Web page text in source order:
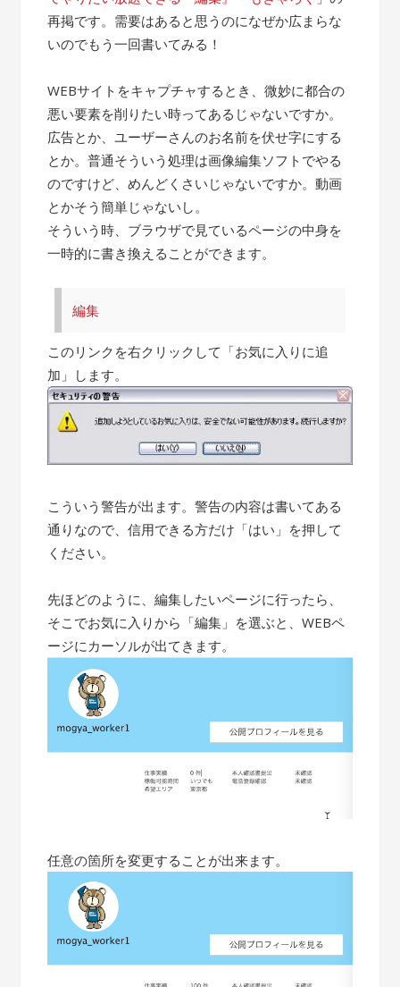
再掲です。需要はあると思うのになぜか広まらな
いのでもう一回書いてみる！
WEBサイトをキャプチャするとき、微妙に都合の
悪い要素を削りたい時ってあるじゃないですか。
広告とか、ユーザーさんのお名前を伏せ字にする
とか。普通そういう処理は画像編集ソフトでやる
のですけど、めんどくさいじゃないですか。動画
とかそう簡単じゃないし。
そういう時、ブラウザで見ているページの中身を
一時的に書き換えることができます。
編集
このリンクを右クリックして「お気に入りに追
加」します。
こういう警告が出ます。警告の内容は書いてある
通りなので、信用できる方だけ「はい」を押して
ください。
先ほどのように、編集したいページに行ったら、
そこでお気に入りから「編集」を選ぶと、WEBペ
ージにカーソルが出てきます。
任意の箇所を変更することが出来ます。